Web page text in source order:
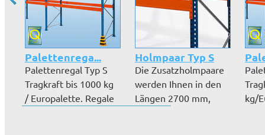
Palettenrega...
Palettenregal Typ S
Tragkraft bis 1000 kg
/ Europalette. Regale
Holmpaar Typ S
Die Zusatzholmpaare
werden Ihnen in den
Längen 2700 mm,
kg/